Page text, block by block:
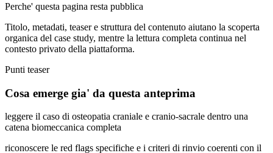
Perche' questa pagina resta pubblica
Titolo, metadati, teaser e struttura del contenuto aiutano la scoperta
organica del case study, mentre la lettura completa continua nel
contesto privato della piattaforma.
Punti teaser
Cosa emerge gia' da questa anteprima
leggere il caso di osteopatia craniale e cranio-sacrale dentro una
catena biomeccanica completa
riconoscere le red flags specifiche e i criteri di rinvio coerenti con il